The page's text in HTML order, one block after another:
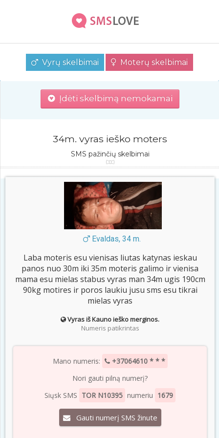
Vyrų skelbimai Moterų skelbimai
Įdėti skelbimą nemokamai
34m. vyras ieško moters
SMS pažinčių skelbimai
Evaldas, 34 m.
Laba moteris esu vienisas liutas katynas ieskau
panos nuo 30m iki 35m moteris galimo ir vienisa
mama esu mielas stabus vyras man 34m ugis 190cm
90kg motires ir poros laukiu jusu sms esu tikrai
mielas vyras
Vyras iš Kauno ieško merginos.
Numeris patikrintas
Mano numeris:
+37064610 * * *
Nori gauti pilną numerį?
Siųsk SMS TOR N10395 numeriu 1679
Gauti numerį SMS žinute